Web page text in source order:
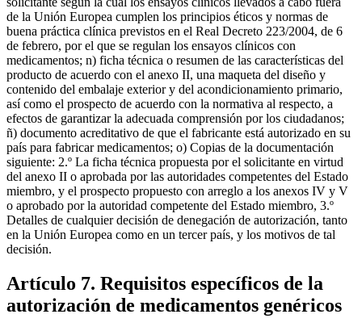
de la Unión Europea cumplen los principios éticos y normas de
buena práctica clínica previstos en el Real Decreto 223/2004, de 6
de febrero, por el que se regulan los ensayos clínicos con
medicamentos; n) ficha técnica o resumen de las características del
producto de acuerdo con el anexo II, una maqueta del diseño y
contenido del embalaje exterior y del acondicionamiento primario,
así como el prospecto de acuerdo con la normativa al respecto, a
efectos de garantizar la adecuada comprensión por los ciudadanos;
ñ) documento acreditativo de que el fabricante está autorizado en su
país para fabricar medicamentos; o) Copias de la documentación
siguiente: 2.º La ficha técnica propuesta por el solicitante en virtud
del anexo II o aprobada por las autoridades competentes del Estado
miembro, y el prospecto propuesto con arreglo a los anexos IV y V
o aprobado por la autoridad competente del Estado miembro, 3.º
Detalles de cualquier decisión de denegación de autorización, tanto
en la Unión Europea como en un tercer país, y los motivos de tal
decisión.
Artículo 7. Requisitos específicos de la
autorización de medicamentos genéricos